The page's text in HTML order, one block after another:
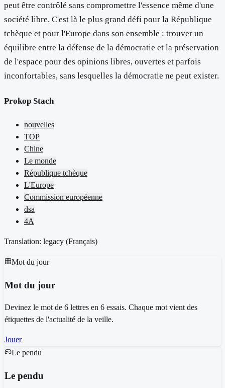
peut être contrôlé sans compromettre l'essence même d'une
société libre. C'est là le plus grand défi pour la République
tchèque et pour l'Europe dans son ensemble : trouver un
équilibre entre la défense de la démocratie et la préservation
de l'espace pour des opinions libres, ouvertes et parfois
inconfortables, sans lesquelles la démocratie ne peut exister.
Prokop Stach
nouvelles
TOP
Chine
Le monde
République tchèque
L'Europe
Commission européenne
dsa
4A
Translation: legacy (Français)
Mot du jour
Mot du jour
Devinez le mot de 6 lettres en 6 essais. Chaque mot vient des
étiquettes de l'actualité de la veille.
Jouer
Le pendu
Le pendu